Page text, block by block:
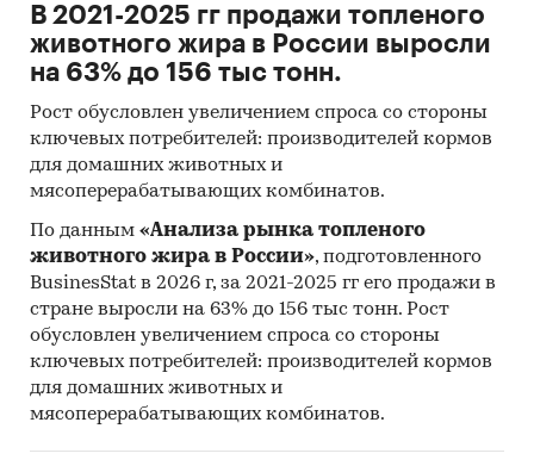
В 2021-2025 гг продажи топленого
животного жира в России выросли
на 63% до 156 тыс тонн.
Рост обусловлен увеличением спроса со стороны
ключевых потребителей: производителей кормов
для домашних животных и
мясоперерабатывающих комбинатов.
По данным «Анализа рынка топленого
животного жира в России», подготовленного
BusinesStat в 2026 г, за 2021-2025 гг его продажи в
стране выросли на 63% до 156 тыс тонн. Рост
обусловлен увеличением спроса со стороны
ключевых потребителей: производителей кормов
для домашних животных и
мясоперерабатывающих комбинатов.